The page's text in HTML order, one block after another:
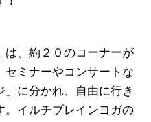
は、約２０のコーナーが
ミナーやコンサートな
に分かれ、自由に行き
。イルチブレインヨガの